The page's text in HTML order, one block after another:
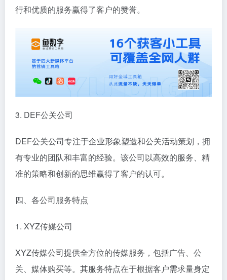
行和优质的服务赢得了客户的赞誉。
3. DEF公关公司
DEF公关公司专注于企业形象塑造和公关活动策划，拥
有专业的团队和丰富的经验。该公司以高效的服务、精
准的策略和创新的思维赢得了客户的认可。
四、各公司服务特点
1. XYZ传媒公司
XYZ传媒公司提供全方位的传媒服务，包括广告、公
关、媒体购买等。其服务特点在于根据客户需求量身定